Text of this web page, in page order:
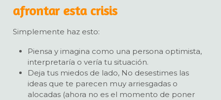
afrontar esta crisis
Simplemente haz esto:
Piensa y imagina como una persona optimista,
interpretaría o vería tu situación.
Deja tus miedos de lado, No desestimes las
ideas que te parecen muy arriesgadas o
alocadas (ahora no es el momento de poner